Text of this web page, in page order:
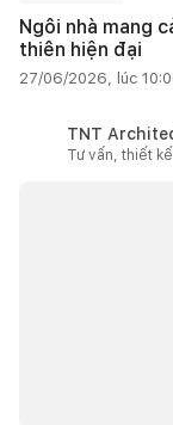
Ngôi nhà mang
thiên hiện đại
27/06/2026, lúc
TNT
Tư vấn, thiết